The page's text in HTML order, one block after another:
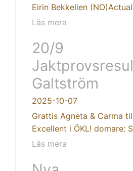
Eirin Bekkelien
Läs mera
20/9
Galtström
2025-10-07
Grattis Agneta & Carma
Excellent i ÖKL! domare:
Läs mera